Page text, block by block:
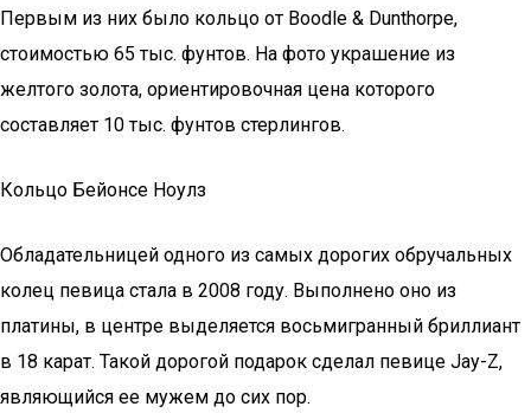
Первым из них было кольцо от Boodle & Dunthorpe,
стоимостью 65 тыс. фунтов. На фото украшение из
желтого золота, ориентировочная цена которого
составляет 10 тыс. фунтов стерлингов.
Кольцо Бейонсе Ноулз
Обладательницей одного из самых дорогих обручальных
колец певица стала в 2008 году. Выполнено оно из
платины, в центре выделяется восьмигранный бриллиант
в 18 карат. Такой дорогой подарок сделал певице Jay-Z,
являющийся ее мужем до сих пор.